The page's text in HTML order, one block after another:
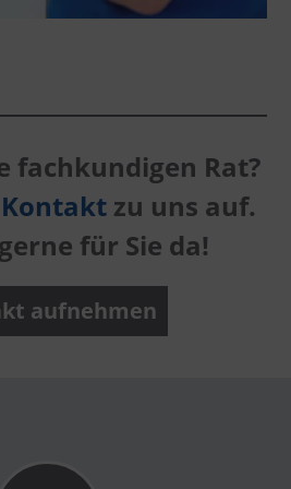
fachkundigen Rat?
Kontakt zu uns auf.
für Sie da!
aufnehmen